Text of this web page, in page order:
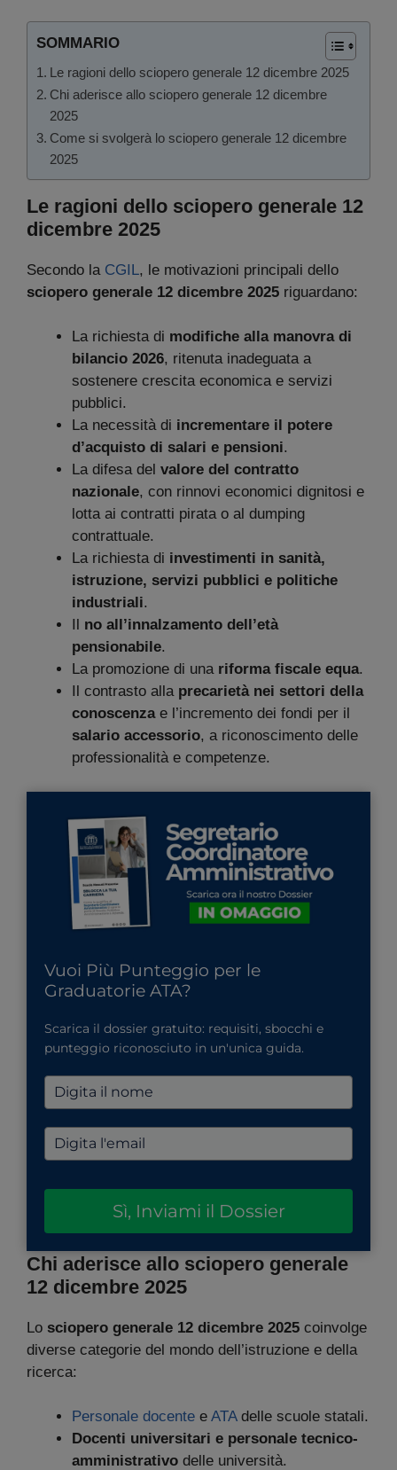
SOMMARIO
Le ragioni dello sciopero generale 12 dicembre 2025
Chi aderisce allo sciopero generale 12 dicembre
2025
Come si svolgerà lo sciopero generale 12 dicembre
2025
Le ragioni dello sciopero generale 12
dicembre 2025
Secondo la CGIL, le motivazioni principali dello
sciopero generale 12 dicembre 2025 riguardano:
La richiesta di modifiche alla manovra di
bilancio 2026, ritenuta inadeguata a
sostenere crescita economica e servizi
pubblici.
La necessità di incrementare il potere
d’acquisto di salari e pensioni.
La difesa del valore del contratto
nazionale, con rinnovi economici dignitosi e
lotta ai contratti pirata o al dumping
contrattuale.
La richiesta di investimenti in sanità,
istruzione, servizi pubblici e politiche
industriali.
Il no all’innalzamento dell’età
pensionabile.
La promozione di una riforma fiscale equa.
Il contrasto alla precarietà nei settori della
conoscenzae l’incremento dei fondi per il
salario accessorio, a riconoscimento delle
professionalità e competenze.
Vuoi Più Punteggio per le
Graduatorie ATA?
Scarica il dossier gratuito: requisiti, sbocchi e
punteggio riconosciuto in un'unica guida.
Sì, Inviami il Dossier
Chi aderisce allo sciopero generale
12 dicembre 2025
Lo sciopero generale 12 dicembre 2025 coinvolge
diverse categorie del mondo dell’istruzione e della
ricerca:
Personale docente e ATAdelle scuole statali.
Docenti universitari e personale tecnico-
amministrativo delle università.